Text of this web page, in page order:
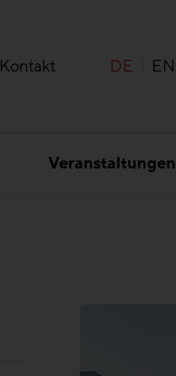
Kontakt DE EN
Veranstaltungen